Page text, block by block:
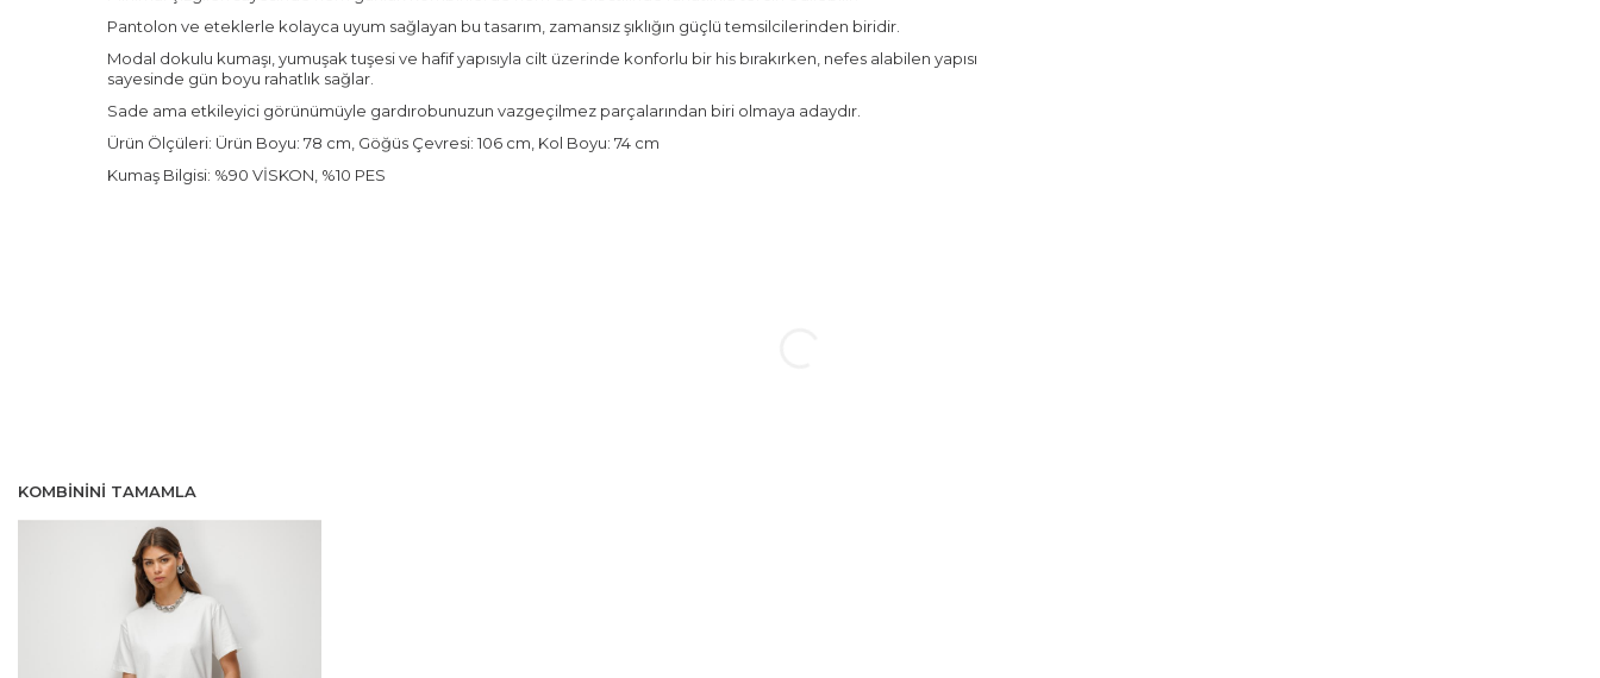
Pantolon ve eteklerle kolayca uyum sağlayan bu tasarım, zamansız şıklığın güçlü temsilcilerinden biridir.
Modal dokulu kumaşı, yumuşak tuşesi ve hafif yapısıyla cilt üzerinde konforlu bir his bırakırken, nefes alabilen yapısı
sayesinde gün boyu rahatlık sağlar.
Sade ama etkileyici görünümüyle gardırobunuzun vazgeçilmez parçalarından biri olmaya adaydır.
Ürün Ölçüleri: Ürün Boyu: 78 cm, Göğüs Çevresi: 106 cm, Kol Boyu: 74 cm
Kumaş Bilgisi: %90 VİSKON, %10 PES
KOMBININI TAMAMLA